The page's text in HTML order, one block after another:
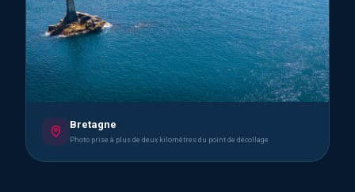
Bretagne
Photo prise à plus de deux kilomètres du point de décollage